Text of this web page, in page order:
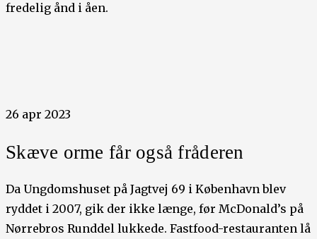
fredelig ånd i åen.
26 apr 2023
Skæve orme får også fråderen
Da Ungdomshuset på Jagtvej 69 i København blev
ryddet i 2007, gik der ikke længe, før McDonald’s på
Nørrebros Runddel lukkede. Fastfood-restauranten lå